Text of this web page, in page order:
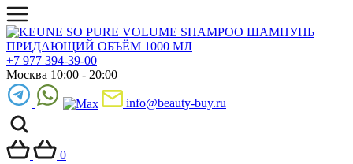
+7 977 394-39-00
Москва 10:00 - 20:00
info@beauty-buy.ru
0